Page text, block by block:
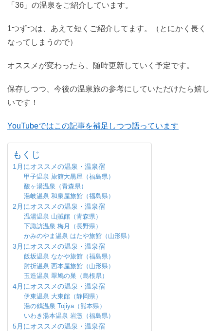
「36」の温泉をご紹介しています。
1つずつは、あえて短くご紹介してます。（とにかく長く
なってしまうので）
オススメが変わったら、随時更新していく予定です。
保存しつつ、今後の温泉旅の参考にしていただけたら嬉し
いです！
YouTubeではこの記事を補足しつつ語っています
もくじ
1月にオススメの温泉・温泉宿
甲子温泉 旅館大黒屋（福島県）
酸ヶ湯温泉（青森県）
湯岐温泉 和泉屋旅館（福島県）
2月にオススメの温泉・温泉宿
温湯温泉 山賊館（青森県）
下諏訪温泉 梅月（長野県）
かみのやま温泉 はたや旅館（山形県）
3月にオススメの温泉・温泉宿
飯坂温泉 なかや旅館（福島県）
肘折温泉 西本屋旅館（山形県）
玉造温泉 翠鳩の巣（島根県）
4月にオススメの温泉・温泉宿
伊東温泉 大東館（静岡県）
湯の鶴温泉 Tojiya（熊本県）
いわき湯本温泉 岩惣（福島県）
5月にオススメの温泉・温泉宿